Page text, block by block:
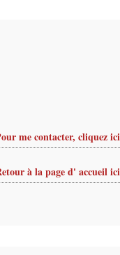
me contacter, cliquez
à la page d' accueil